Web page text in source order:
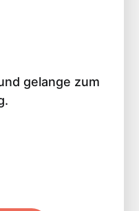
gelange zum